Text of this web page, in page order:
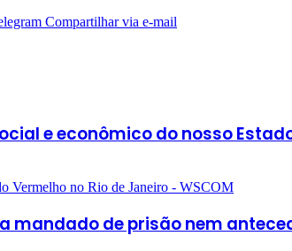
Compartilhar via e-mail
e econômico do nosso
mandado de prisão nem